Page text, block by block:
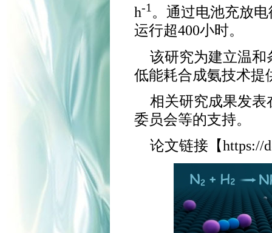
h-1 。通过电池充放
运行超400小时。
该研究为建立温
低能耗合成氨技术提
相关研究成果发
委员会等的支持。
论文链接【https://